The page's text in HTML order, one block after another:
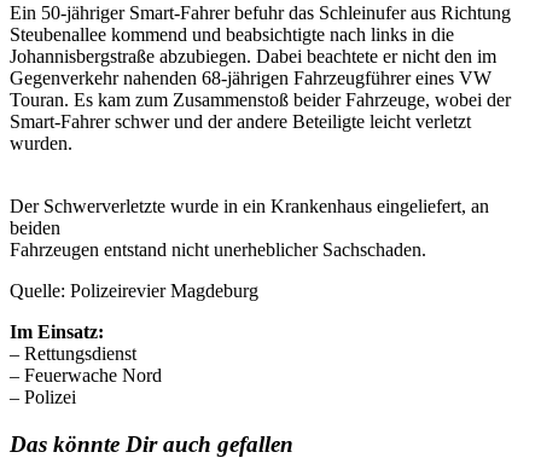
Ein 50-jähriger Smart-Fahrer befuhr das Schleinufer aus Richtung
Steubenallee kommend und beabsichtigte nach links in die
Johannisbergstraße abzubiegen. Dabei beachtete er nicht den im
Gegenverkehr nahenden 68-jährigen Fahrzeugführer eines VW
Touran. Es kam zum Zusammenstoß beider Fahrzeuge, wobei der
Smart-Fahrer schwer und der andere Beteiligte leicht verletzt
wurden.
Der Schwerverletzte wurde in ein Krankenhaus eingeliefert, an
beiden
Fahrzeugen entstand nicht unerheblicher Sachschaden.
Quelle: Polizeirevier Magdeburg
Im Einsatz:
– Rettungsdienst
– Feuerwache Nord
– Polizei
Das könnte Dir auch gefallen